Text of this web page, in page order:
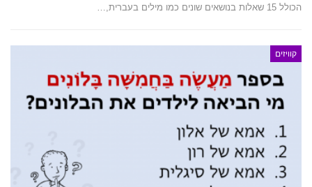
הכולל 15 שאלות בנושאים שונים כמו מילים בעברית,…
קוויזים